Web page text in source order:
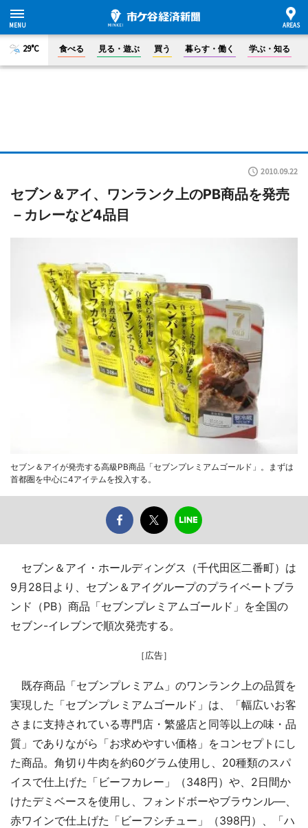
29°C 食べる 見る・遊ぶ 買う 暮らす・働く 学ぶ・知る
2010.09.22
セブン＆アイ、ワンランク上のPB商品を発売
－カレーなど4品目
セブン＆アイが発売する高級PB商品「セブンプレミアムゴールド」。まずは
首都圏を中心に4アイテムを投入する。
セブン＆アイ・ホールディングス（千代田区二番町）は
9月28日より、セブン＆アイグループのプライベートブラ
ンド（PB）商品「セブンプレミアムゴールド」を全国の
セブン-イレブンで順次発売する。
［広告］
既存商品「セブンプレミアム」のワンランク上の品質を
実現した「セブンプレミアムゴールド」は、「幅広いお客
さまに支持されている専門店・繁盛店と同等以上の味・品
質」でありながら「お求めやすい価格」をコンセプトにし
た商品。角切り牛肉を約60グラム使用し、20種類のスパ
イスで仕上げた「ビーフカレー」（348円）や、2日間か
けたデミベースを使用し、フォンドボーやブラウンル―、
赤ワインで仕上げた「ビーフシチュー」（398円）、「ハ